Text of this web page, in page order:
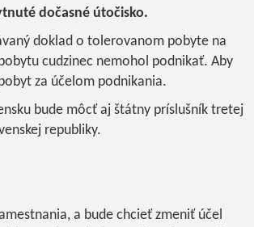
dočasné útočisko.
doklad o tolerovanom pobyte na
cudzinec nemohol podnikať. Aby
za účelom podnikania.
bude môcť aj štátny príslušník tretej
republiky.
a bude chcieť zmeniť účel